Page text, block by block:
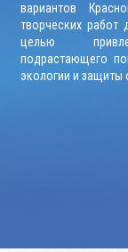
вариантов
творческих работ
целью
подрастающего
экологии и